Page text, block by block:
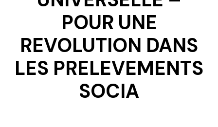
POUR UNE
REVOLUTION DANS
LES PRELEVEMENTS
SOCIA